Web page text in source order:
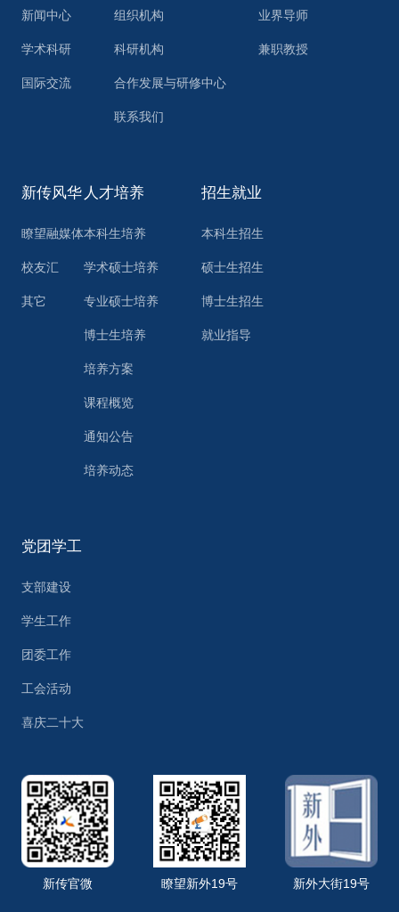
新闻中心
学术科研
国际交流
组织机构
科研机构
合作发展与研修中心
联系我们
业界导师
兼职教授
新传风华
瞭望融媒体
校友汇
其它
人才培养
本科生培养
学术硕士培养
专业硕士培养
博士生培养
培养方案
课程概览
通知公告
培养动态
招生就业
本科生招生
硕士生招生
博士生招生
就业指导
党团学工
支部建设
学生工作
团委工作
工会活动
喜庆二十大
新传官微 瞭望新外19号 新外大街19号